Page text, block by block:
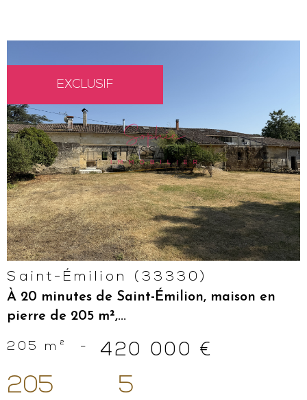
EXCLUSIF
VOIR LE
BIEN
Saint-Émilion (33330)
À 20 minutes de Saint-Émilion, maison en
pierre de 205 m²,...
205 m² - 420 000 €
205 5